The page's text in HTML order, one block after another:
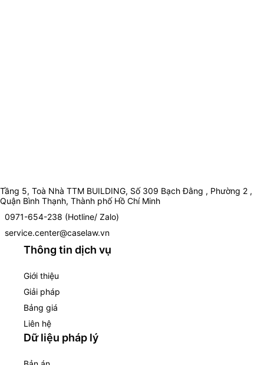
Tầng 5, Toà Nhà TTM BUILDING, Số 309 Bạch Đằng , Phường 2 ,
Quận Bình Thạnh, Thành phố Hồ Chí Minh
0971-654-238 (Hotline/ Zalo)
service.center@caselaw.vn
Thông tin dịch vụ
Giới thiệu
Giải pháp
Bảng giá
Liên hệ
Dữ liệu pháp lý